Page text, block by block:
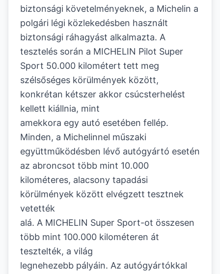
biztonsági követelményeknek, a Michelin a
polgári légi közlekedésben használt
biztonsági ráhagyást alkalmazta. A
tesztelés során a MICHELIN Pilot Super
Sport 50.000 kilométert tett meg
szélsőséges körülmények között,
konkrétan kétszer akkor csúcsterhelést
kellett kiállnia, mint
amekkora egy autó esetében fellép.
Minden, a Michelinnel műszaki
együttműködésben lévő autógyártó esetén
az abroncsot több mint 10.000
kilométeres, alacsony tapadási
körülmények között elvégzett tesztnek
vetették
alá. A MICHELIN Super Sport-ot összesen
több mint 100.000 kilométeren át
tesztelték, a világ
legnehezebb pályáin. Az autógyártókkal